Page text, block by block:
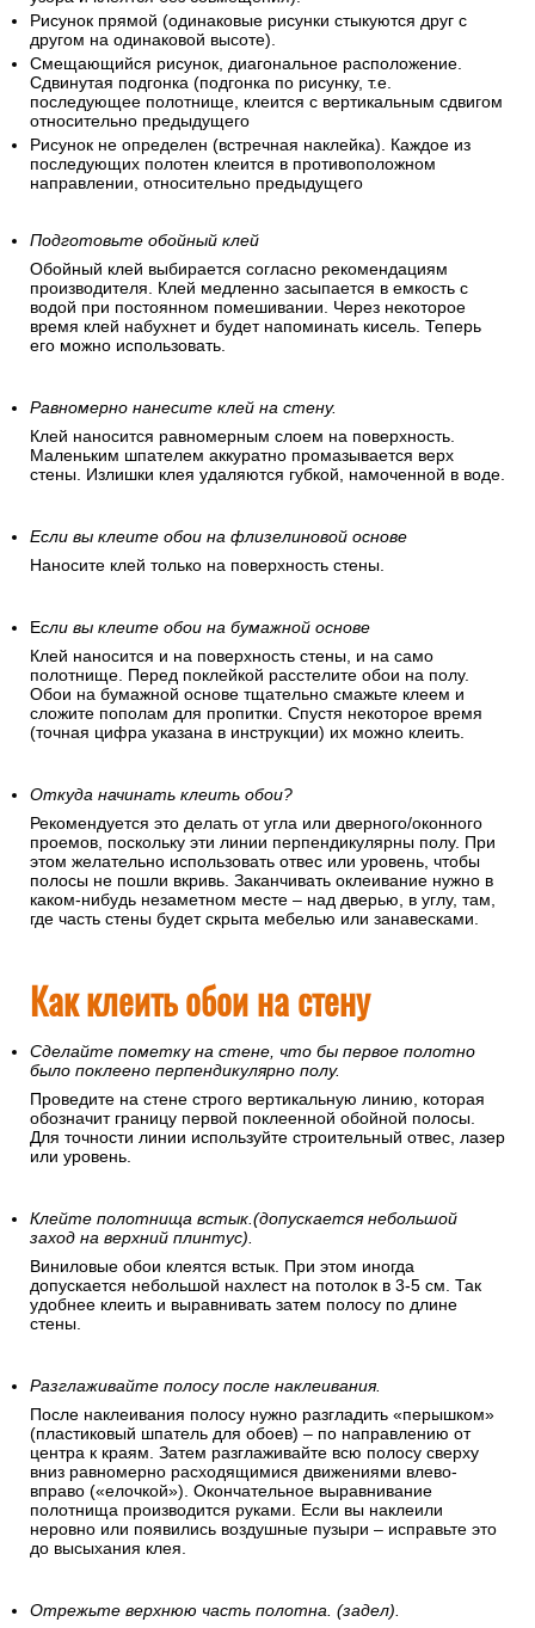
Рисунок прямой (одинаковые рисунки стыкуются друг с
другом на одинаковой высоте).
Смещающийся рисунок, диагональное расположение.
Сдвинутая подгонка (подгонка по рисунку, т.е.
последующее полотнище, клеится с вертикальным сдвигом
относительно предыдущего
Рисунок не определен (встречная наклейка). Каждое из
последующих полотен клеится в противоположном
направлении, относительно предыдущего
Подготовьте обойный клей
Обойный клей выбирается согласно рекомендациям
производителя. Клей медленно засыпается в емкость с
водой при постоянном помешивании. Через некоторое
время клей набухнет и будет напоминать кисель. Теперь
его можно использовать.
Равномерно нанесите клей на стену.
Клей наносится равномерным слоем на поверхность.
Маленьким шпателем аккуратно промазывается верх
стены. Излишки клея удаляются губкой, намоченной в воде.
Если вы клеите обои на флизелиновой основе
Наносите клей только на поверхность стены.
Если вы клеите обои на бумажной основе
Клей наносится и на поверхность стены, и на само
полотнище. Перед поклейкой расстелите обои на полу.
Обои на бумажной основе тщательно смажьте клеем и
сложите пополам для пропитки. Спустя некоторое время
(точная цифра указана в инструкции) их можно клеить.
Откуда начинать клеить обои?
Рекомендуется это делать от угла или дверного/оконного
проемов, поскольку эти линии перпендикулярны полу. При
этом желательно использовать отвес или уровень, чтобы
полосы не пошли вкривь. Заканчивать оклеивание нужно в
каком-нибудь незаметном месте – над дверью, в углу, там,
где часть стены будет скрыта мебелью или занавесками.
Как клеить обои на стену
Сделайте пометку на стене, что бы первое полотно
было поклеено перпендикулярно полу.
Проведите на стене строго вертикальную линию, которая
обозначит границу первой поклеенной обойной полосы.
Для точности линии используйте строительный отвес, лазер
или уровень.
Клейте полотнища встык.(допускается небольшой
заход на верхний плинтус).
Виниловые обои клеятся встык. При этом иногда
допускается небольшой нахлест на потолок в 3-5 см. Так
удобнее клеить и выравнивать затем полосу по длине
стены.
Разглаживайте полосу после наклеивания.
После наклеивания полосу нужно разгладить «перышком»
(пластиковый шпатель для обоев) – по направлению от
центра к краям. Затем разглаживайте всю полосу сверху
вниз равномерно расходящимися движениями влево-
вправо («елочкой»). Окончательное выравнивание
полотнища производится руками. Если вы наклеили
неровно или появились воздушные пузыри – исправьте это
до высыхания клея.
Отрежьте верхнюю часть полотна. (задел).